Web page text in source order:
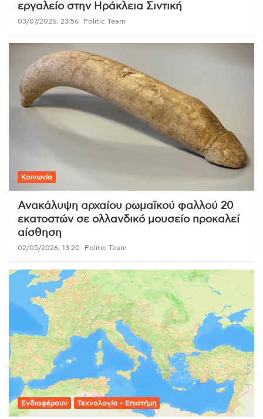
εργαλείο στην Ηράκλεια Σιντική
03/07/2026, 23:56 Politic Team
Κοινωνία
Ανακάλυψη αρχαίου ρωμαϊκού φαλλού 20
εκατοστών σε ολλανδικό μουσείο προκαλεί
αίσθηση
02/05/2026, 13:20 Politic Team
Ενδιαφέρουν Τεχνολογία - Επιστήμη